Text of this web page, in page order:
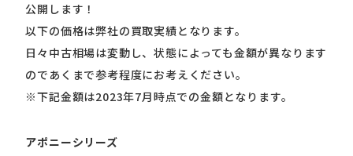
公開します！
以下の価格は弊社の買取実績となります。
日々中古相場は変動し、状態によっても金額が異なります
のであくまで参考程度にお考えください。
※下記金額は2023年7月時点での金額となります。
アポニーシリーズ